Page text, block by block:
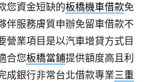
您資金短缺的板橋機車借款免
伴服務膚質申辦免留車借款不
營業項目是以汽車增貸方式目
合您板橋當鋪提供額度高且利
成銀行非常台北借款專業三重